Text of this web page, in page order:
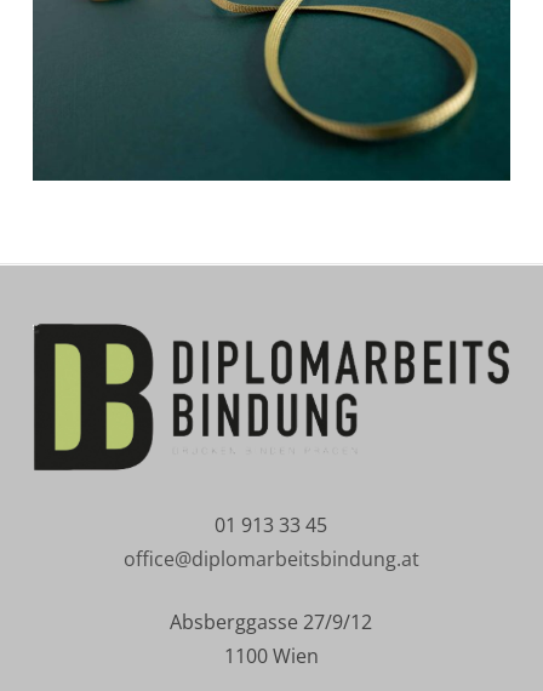
01 913 33 45
office@diplomarbeitsbindung.at
Absberggasse 27/9/12
1100 Wien